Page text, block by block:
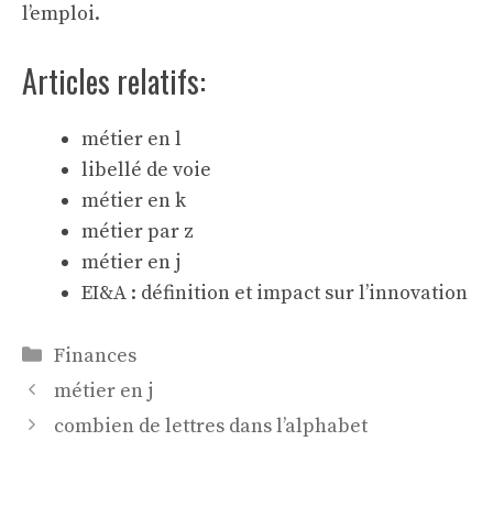
l’emploi.
Articles relatifs:
métier en l
libellé de voie
métier en k
métier par z
métier en j
EI&A : définition et impact sur l’innovation
Catégories
Finances
métier en j
combien de lettres dans l’alphabet